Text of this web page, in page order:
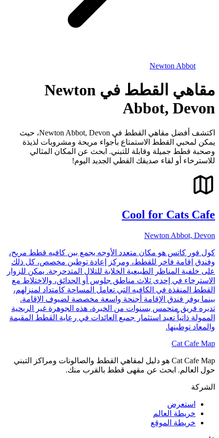
Newton Abbot
مقاهي القطط في Newton
Abbot, Devon
اكتشف أفضل مقاهي القطط في Newton Abbot, Devon، حيث
يمكن لمحبي القطط الاستمتاع بأجواء مريحة ومشروبات لذيذة
وصحبة قطط جميلة وقابلة للتبني. ابحث عن المكان المثالي
للاسترخاء أو لقاء صديقك القطي الجديد اليوم!
Cool for Cats Cafe
Newton Abbot, Devon
كول فور كاتس هو مكان متعدد الأوجه يجمع بين كافيه قطط مريح،
وفندق إقامة فاخر للقطط، ومركز إعادة توطين مخصص، كل ذلك
على خلفية المناظر الطبيعية الخلابة للتلال المتدحرجة. يمكن للزوار
الاسترخاء في إحدى ثلاث مناطق جلوس أو الحدائق، والاختلاط مع
القطط المنقذة في الكافيه التي تعامل المساحة كامتداد لمنزلهم،
بينما يوفر فندق الإقامة أجنحة واسعة مخصصة لضيوف الإقامة.
تديره فريق متحمس بسنوات من الخبرة، هذه الجوهرة غير الربحية
الممولة ذاتياً تعيد استثمار جميع العائدات في رعاية القطط المقيمة
والمعاد توطينها.
Cat Cafe Map
Cat Cafe Map هو دليل لمقاهي القطط والصالونات ومراكز التبني
حول العالم. ابحث عن مقهى قطط بالقرب منك.
الشركة
استعرض
خريطة العالم
خريطة الموقع